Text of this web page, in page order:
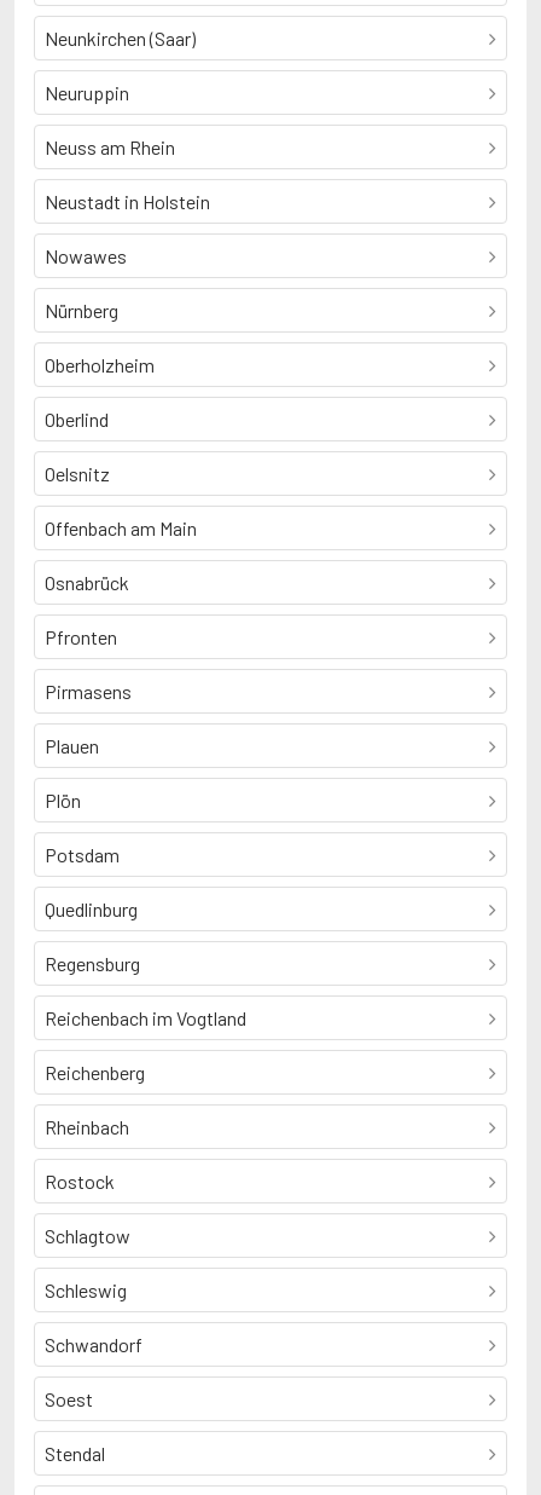
Neunkirchen (Saar)
Neuruppin
Neuss am Rhein
Neustadt in Holstein
Nowawes
Nürnberg
Oberholzheim
Oberlind
Oelsnitz
Offenbach am Main
Osnabrück
Pfronten
Pirmasens
Plauen
Plön
Potsdam
Quedlinburg
Regensburg
Reichenbach im Vogtland
Reichenberg
Rheinbach
Rostock
Schlagtow
Schleswig
Schwandorf
Soest
Stendal